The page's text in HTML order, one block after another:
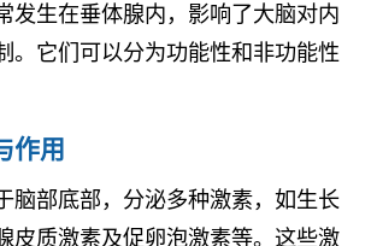
发生在垂体腺内，影响了大脑对内
。它们可以分为功能性和非功能性
作用
脑部底部，分泌多种激素，如生长
皮质激素及促卵泡激素等。这些激